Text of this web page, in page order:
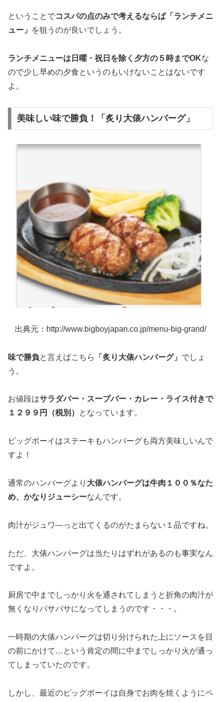
ということでコスパの点のみで考えるならば「ランチメニ
ュー」
を狙うのが良いでしょう。
ランチメニューは日曜・祝日を除く夕方の５時までOKな
ので少し早めの夕食というのもいけないことはないです
よ。
美味しい味で勝負！「炙り大俵ハンバーグ」
出典元：http://www.bigboyjapan.co.jp/menu-big-grand/
味で勝負と言えばこちら 「炙り大俵ハンバーグ」 でしょ
う。
お値段はサラダバー・スープバー・カレー・ライス付きで
１２９９円（税別）
となっています。
ビッグボーイはステーキもハンバーグも両方美味しいんで
すよ！
通常のハンバーグより 大俵ハンバーグは牛肉１００％なた
め、かなりジューシーなんです。
肉汁がジュワ―っと出てくるのがたまらない１品ですね。
ただ、大俵ハンバーグは当たりはずれがあるのも事実なん
ですよ。
厨房で中までしっかり火を通されてしまうと折角の肉汁が
無くなりパサパサになってしまうのです・・・。
一時期の大俵ハンバーグは切り分けられた上にソースを目
の前にかけて…という肯定の間に中までしっかり火が通っ
てしまっていたのです。
しかし、最近のビッグボーイは自身でお肉を焼くようにペ